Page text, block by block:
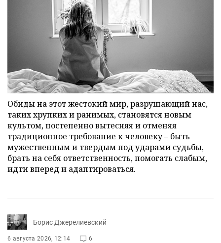
Обиды на этот жестокий мир, разрушающий нас,
таких хрупких и ранимых, становятся новым
культом, постепенно вытесняя и отменяя
традиционное требование к человеку – быть
мужественным и твердым под ударами судьбы,
брать на себя ответственность, помогать слабым,
идти вперед и адаптироваться.
Борис Джерелиевский
6 августа 2026, 12:14 6